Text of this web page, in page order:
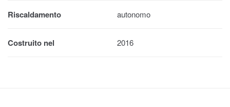
Riscaldamento autonomo
Costruito nel 2016